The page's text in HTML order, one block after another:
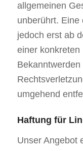
allgemeinen
unberührt. Eine
jedoch erst ab
einer konkreten
umgehend
Haftung für
Unser Angebot